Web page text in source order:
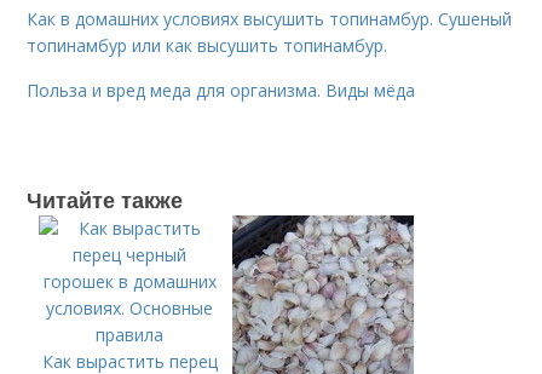
Как в домашних условиях высушить топинамбур. Сушеный
топинамбур или как высушить топинамбур.
Польза и вред меда для организма. Виды мёда
Читайте также
Как вырастить перец